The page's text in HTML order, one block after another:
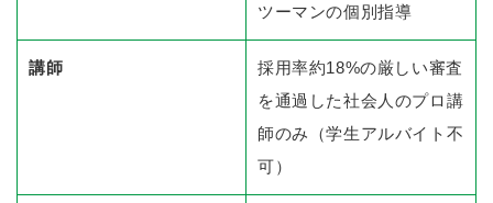
ツーマンの個別指導
講師
採用率約18%の厳しい審査
を通過した社会人のプロ講
師のみ（学生アルバイト不
可）